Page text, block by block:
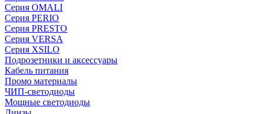
Серия OMALI
Серия PERIO
Серия PRESTO
Серия VERSA
Серия XSILO
Подрозетники и аксессуары
Кабель питания
Промо материалы
ЧИП-светодиоды
Мощные светодиоды